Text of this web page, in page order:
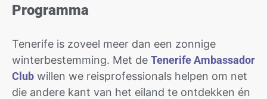
Programma
Tenerife is zoveel meer dan een zonnige
winterbestemming. Met de Tenerife Ambassador
Club willen we reisprofessionals helpen om net
die andere kant van het eiland te ontdekken én